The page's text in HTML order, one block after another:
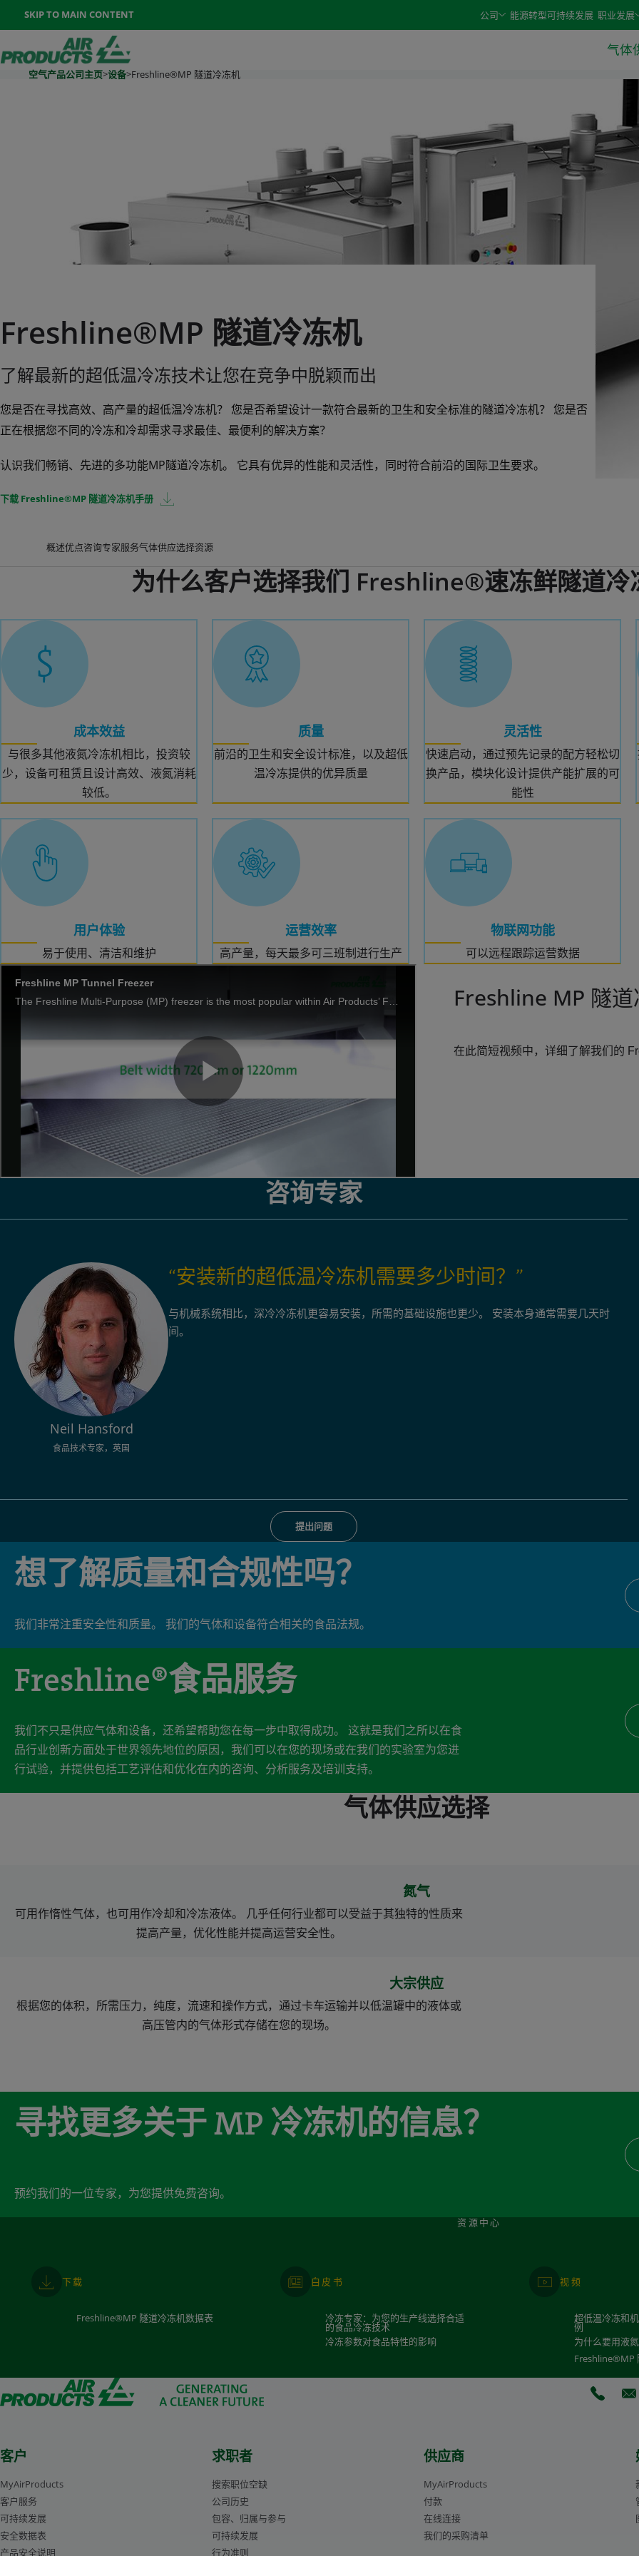
SKIP TO MAIN CONTENT
Once the menu is open you can move between options with the arrow keys and select an option with the enter or
400-888-7662 联系我们 公司 能源转型可持续发展 职业发展
Go To Home Page
气体
空气产品公司主页>设备>Freshline®MP 隧道冷冻机
Freshline®MP 隧道冷冻机
了解最新的超低温冷冻技术让您在竞争中脱颖而出
您是否在寻找高效、高产量的超低温冷冻机？ 您是否希望设计一款符合最新的卫生和安全标准的隧道冷冻机？ 您是否
正在根据您不同的冷冻和冷却需求寻求最佳、最便利的解决方案？
认识我们畅销、先进的多功能MP隧道冷冻机。 它具有优异的性能和灵活性，同时符合前沿的国际卫生要求。
下载 Freshline®MP 隧道冷冻机手册
概述优点咨询专家服务气体供应选择资源
为什么客户选择我们 Freshline®速冻鲜隧道冷
成本效益
与很多其他液氮冷冻机相比，投资较
少，设备可租赁且设计高效、液氮消耗
较低。
质量
前沿的卫生和安全设计标准，以及超低
温冷冻提供的优异质量
灵活性
快速启动，通过预先记录的配方轻松切
换产品，模块化设计提供产能扩展的可
能性
用户体验
易于使用、清洁和维护
运营效率
高产量，每天最多可三班制进行生产
物联网功能
可以远程跟踪运营数据
Freshline MP 隧
在此简短视频中，详细了解我们的
咨询专家
Neil Hansford
食品技术专家，英国
“安装新的超低温冷冻机需要多少时间？”
与机械系统相比，深冷冷冻机更容易安装，所需的基础设施也更少。 安装本身通常需要几天时
间。
提出问题
想了解质量和合规性吗？
我们非常注重安全性和质量。 我们的气体和设备符合相关的食品法规。
Freshline®食品服务
我们不只是供应气体和设备，还希望帮助您在每一步中取得成功。 这就是我们之所以在食
品行业创新方面处于世界领先地位的原因，我们可以在您的现场或在我们的实验室为您进
行试验，并提供包括工艺评估和优化在内的咨询、分析服务及培训支持。
气体供应选择
氮气
可用作惰性气体，也可用作冷却和冷冻液体。 几乎任何行业都可以受益于其独特的性质来
提高产量，优化性能并提高运营安全性。
大宗供应
根据您的体积，所需压力，纯度，流速和操作方式，通过卡车运输并以低温罐中的液体或
高压管内的气体形式存储在您的现场。
寻找更多关于 MP 冷冻机的信息？
预约我们的一位专家，为您提供免费咨询。
资源中心
下载
Freshline®MP 隧道冷冻机数据表
白皮书
冷冻专家：为您的生产线选择合适
的食品冷冻技术
冷冻参数对食品特性的影响
视频
超低温冷冻和
例
为什么要用液
Freshline®MP
(Opens
客户
MyAirProducts
客户服务
可持续发展
安全数据表
产品安全说明
求职者
搜索职位空缺
公司历史
包容、归属与参与
可持续发展
行为准则
供应商
MyAirProducts
付款
在线连接
我们的采购清单